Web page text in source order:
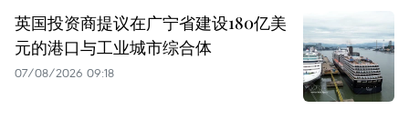
英国投资商提议在广宁省建设180亿美
元的港口与工业城市综合体
07/08/2026 09:18